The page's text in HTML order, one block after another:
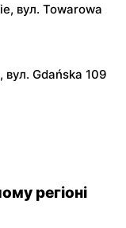
вул. Towarowa
вул. Gdańska 109
Giełdowa 26
вул. Biskupińska
регіоні